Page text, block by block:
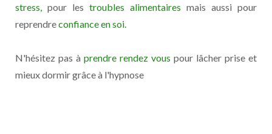
stress, pour les troubles alimentaires mais aussi pour
reprendreconfiance en soi.
N'hésitez pas à prendre rendez vous pour lâcher prise et
mieux dormir grâce à l'hypnose